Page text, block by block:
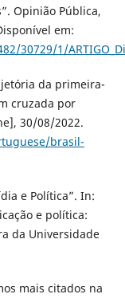
Opinião Pública,
em:
30729/1/
da primeira-
cruzada por
30/08/2022.
brasil-
e Política”. In:
e política:
da Universidade
mais citados na